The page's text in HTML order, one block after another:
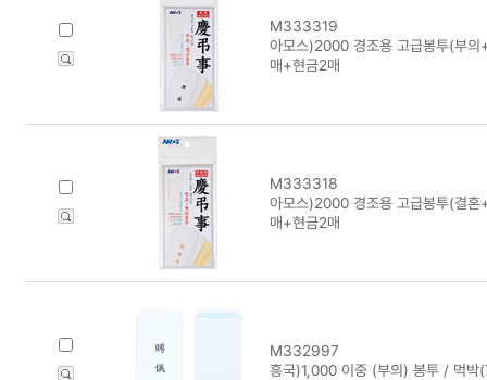
M333319
아모스)2000 경조용 고급봉투(부
매+현금2매
M333318
아모스)2000 경조용 고급봉투(결
매+현금2매
M332997
흥국)1,000 이중 (부의) 봉투 / 먹박